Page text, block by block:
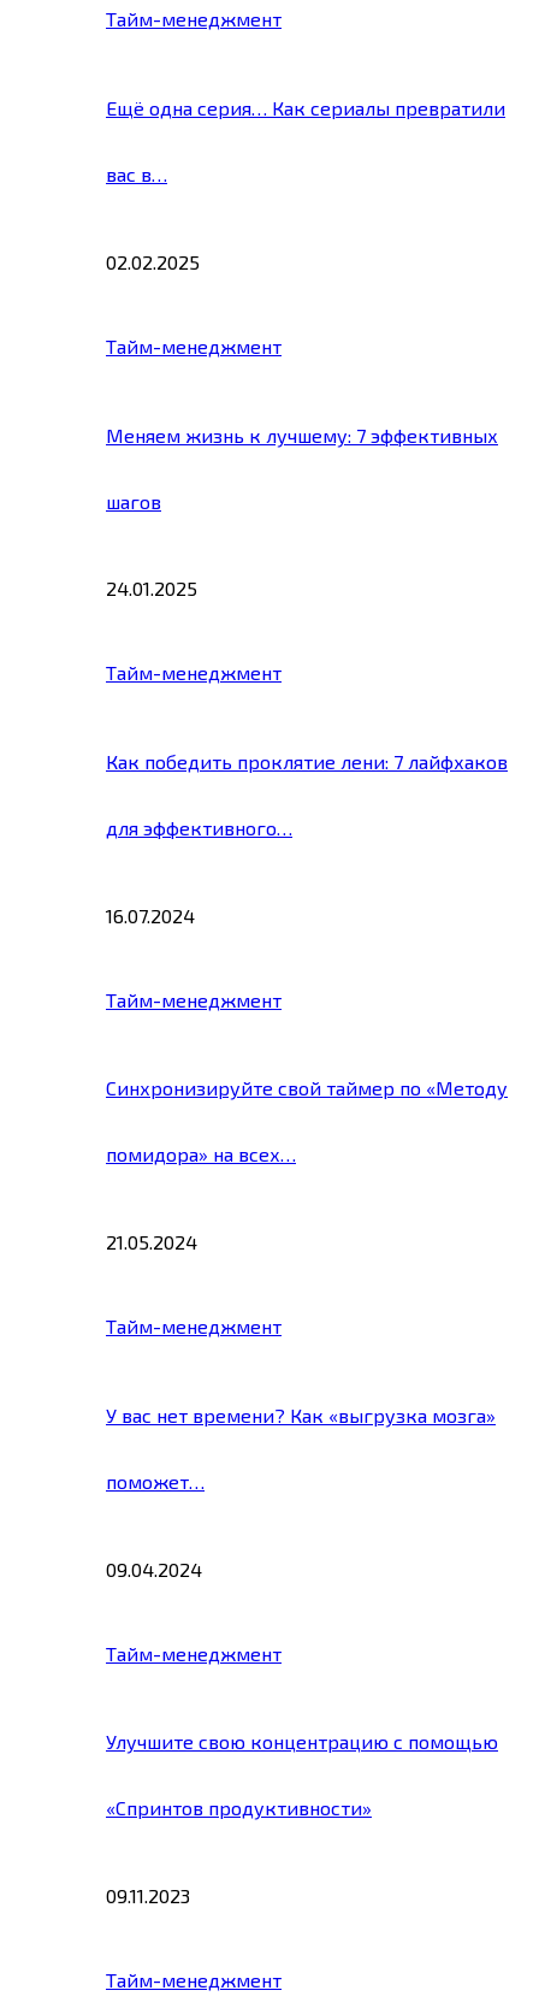
Тайм-менеджмент
Ещё одна серия… Как сериалы превратили
вас в…
02.02.2025
Тайм-менеджмент
Меняем жизнь к лучшему: 7 эффективных
шагов
24.01.2025
Тайм-менеджмент
Как победить проклятие лени: 7 лайфхаков
для эффективного…
16.07.2024
Тайм-менеджмент
Синхронизируйте свой таймер по «Методу
помидора» на всех…
21.05.2024
Тайм-менеджмент
У вас нет времени? Как «выгрузка мозга»
поможет…
09.04.2024
Тайм-менеджмент
Улучшите свою концентрацию с помощью
«Спринтов продуктивности»
09.11.2023
Тайм-менеджмент